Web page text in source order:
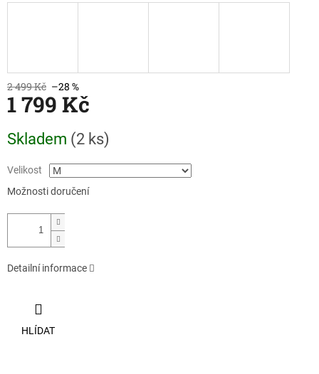
2 499 Kč –28 %
1 799 Kč
cena:
Skladem (2 ks)
Velikost
Možnosti doručení
Detailní informace
HLÍDAT